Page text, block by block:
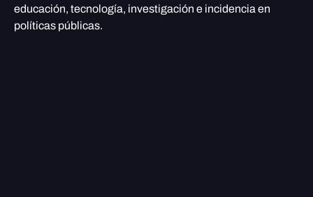
educación, tecnología, investigación e incidencia en
políticas públicas.